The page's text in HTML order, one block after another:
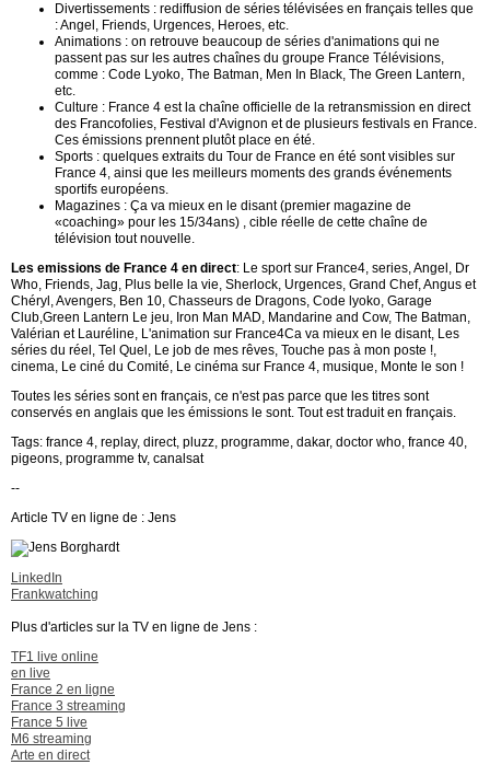
Divertissements : rediffusion de séries télévisées en français telles que
: Angel, Friends, Urgences, Heroes, etc.
Animations : on retrouve beaucoup de séries d'animations qui ne
passent pas sur les autres chaînes du groupe France Télévisions,
comme : Code Lyoko, The Batman, Men In Black, The Green Lantern,
etc.
Culture : France 4 est la chaîne officielle de la retransmission en direct
des Francofolies, Festival d'Avignon et de plusieurs festivals en France.
Ces émissions prennent plutôt place en été.
Sports : quelques extraits du Tour de France en été sont visibles sur
France 4, ainsi que les meilleurs moments des grands événements
sportifs européens.
Magazines : Ça va mieux en le disant (premier magazine de
«coaching» pour les 15/34ans) , cible réelle de cette chaîne de
télévision tout nouvelle.
Les emissions de France 4 en direct: Le sport sur France4, series, Angel, Dr
Who, Friends, Jag, Plus belle la vie, Sherlock, Urgences, Grand Chef, Angus et
Chéryl, Avengers, Ben 10, Chasseurs de Dragons, Code lyoko, Garage
Club,Green Lantern Le jeu, Iron Man MAD, Mandarine and Cow, The Batman,
Valérian et Lauréline, L'animation sur France4Ca va mieux en le disant, Les
séries du réel, Tel Quel, Le job de mes rêves, Touche pas à mon poste !,
cinema, Le ciné du Comité, Le cinéma sur France 4, musique, Monte le son !
Toutes les séries sont en français, ce n'est pas parce que les titres sont
conservés en anglais que les émissions le sont. Tout est traduit en français.
Tags: france 4, replay, direct, pluzz, programme, dakar, doctor who, france 40,
pigeons, programme tv, canalsat
--
Article TV en ligne de : Jens
LinkedIn
Frankwatching
Plus d'articles sur la TV en ligne de Jens :
TF1 live online
en live
France 2 en ligne
France 3 streaming
France 5 live
M6 streaming
Arte en direct